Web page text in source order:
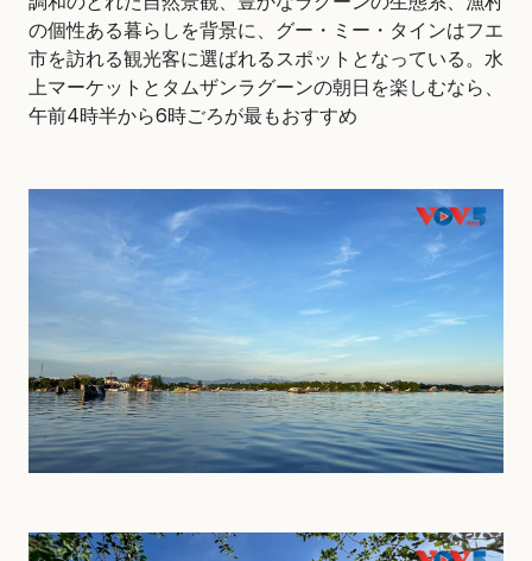
の個性ある暮らしを背景に、グー・ミー・タインはフエ
市を訪れる観光客に選ばれるスポットとなっている。水
上マーケットとタムザンラグーンの朝日を楽しむなら、
午前4時半から6時ごろが最もおすすめ